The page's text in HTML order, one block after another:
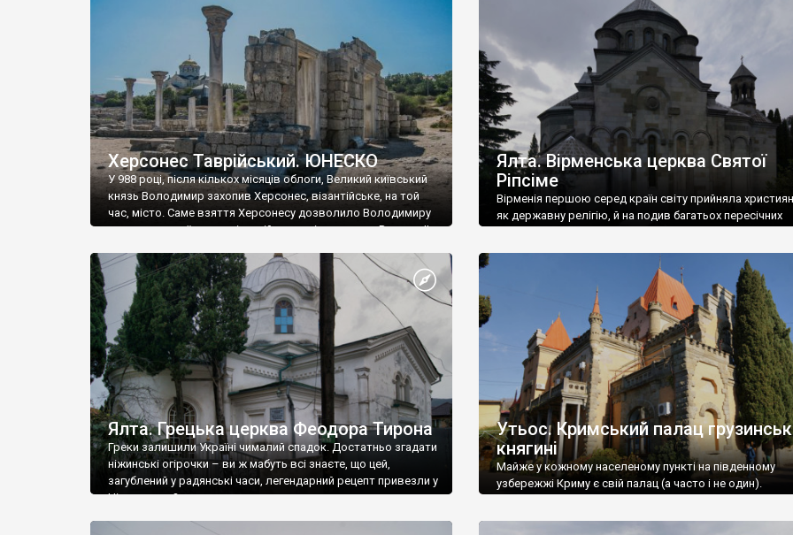
візантійської доби. Раритети викрадені з фондів об’єкту
культурної спадщини ЮНЕСКО «Херсонеса Таврійського».
Офіційно – на виставку «Золото Візантії», але експерти та
влада в Україні вважають це лише […]
називаються «повстяками» (postaki)…” “Вино. Крим
виробляє відмінне вино і його вдосталь: воно все
легке біле і дуже […]
Херсонес Таврійський. ЮНЕСКО
У 988 році, після кількох місяців облоги, Великий київський
князь Володимир захопив Херсонес, візантійське, на той
час, місто. Саме взяття Херсонесу дозволило Володимиру
диктувати свої умови візантійському імператору Василю ІІ,
Херсонесі Володимир-язичник, став Василем-
християнином. А потім було Хрещення Русі. На честь
Херсонесу Таврійського названо місто […]
Ялта. Вірменська церква Святої
Ріпсіме
Вірменія першою серед країн світу прийняла
як державну релігію, й на подив багатьох пересічних
Ялта. Грецька церква Феодора Тирона
Греки залишили Україні чималий спадок. Достатньо згадати
ніжинські огірочки – ви ж мабуть всі знаєте, що цей,
загублений у радянські часи, легендарний рецепт привезли у
Ніжин греки?
Утьос. Кримський палац
княгині
Майже у кожному населеному пункті на південному
узбережжі Криму є свій палац (а часто і не один).